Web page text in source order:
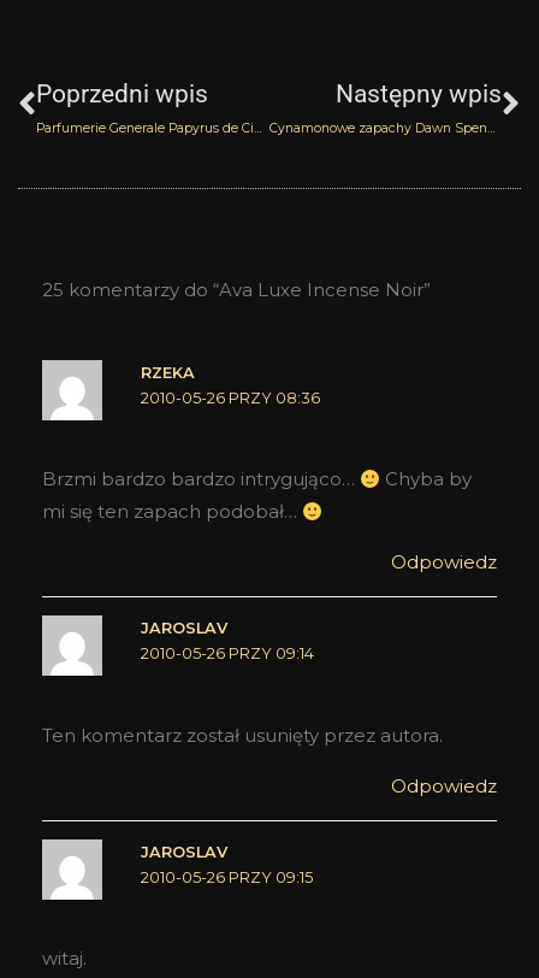
Poprzedni wpis
Parfumerie Generale Papyrus de Ciane
Następny wpis
Cynamonowe zapachy Dawn Spencer Hurwitz
25 komentarzy do “Ava Luxe Incense Noir”
RZEKA
2010-05-26 PRZY 08:36
Brzmi bardzo bardzo intrygująco…
Chyba by
mi się ten zapach podobał…
Odpowiedz
JAROSLAV
2010-05-26 PRZY 09:14
Ten komentarz został usunięty przez autora.
Odpowiedz
JAROSLAV
2010-05-26 PRZY 09:15
witaj.